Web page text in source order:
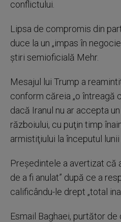
conflictului.
Lipsa de compromis din
duce la un „impas în
ştiri semioficială Mehr.
Mesajul lui Trump a
conform căreia „o întreagă
dacă Iranul nu ar accepta
războiului, cu puţin timp
armistiţiului la începutul lunii
Preşedintele a avertizat că
de a fi anulat” după ce a
calificându-le drept „total
Esmail Baghaei, purtător